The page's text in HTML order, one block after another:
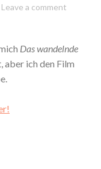
Leave a comment
Das wandelnde
ich den Film